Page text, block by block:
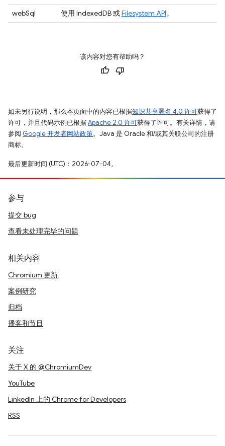
webSql
使用 IndexedDB 或Filesystem API。
该内容对您有帮助吗？
如未另行说明，那么本页面中的内容已根据知识共享署名 4.0 许可获得了
许可，并且代码示例已根据Apache 2.0 许可获得了许可。有关详情，请
参阅 Google 开发者网站政策。Java 是 Oracle 和/或其关联公司的注册
商标。
最后更新时间 (UTC)：2026-07-04。
参与
提交 bug
查看未处理完毕的问题
相关内容
Chromium 更新
案例研究
归档
播客和节目
关注
关于 X 的 @ChromiumDev
YouTube
LinkedIn 上的 Chrome for Developers
RSS